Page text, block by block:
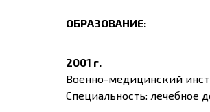
ОБРАЗОВАНИЕ:
2001 г.
Военно-медицинский
Специальность: лечебное